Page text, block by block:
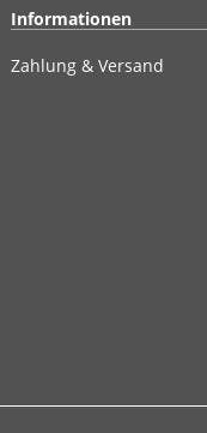
Informationen
Zahlung & Versand